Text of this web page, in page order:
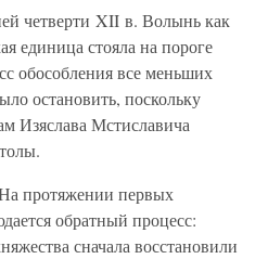
четверти XII в. Волынь как
единица стояла на пороге
обособления все меньших
остановить, поскольку
Изяслава Мстиславича
протяжении первых
обратный процесс:
сначала восстановили